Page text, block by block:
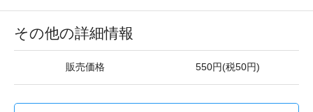
その他の詳細情報
販売価格 550円(税50円)